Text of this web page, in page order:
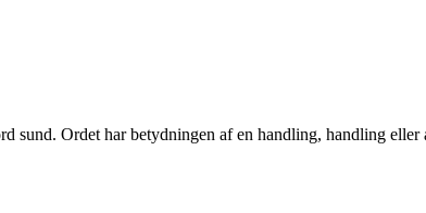
sund. Ordet har betydningen af en handling, handling